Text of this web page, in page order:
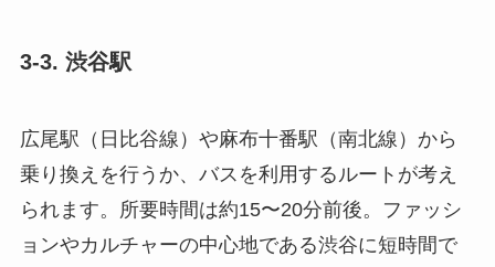
3-3. 渋谷駅
広尾駅（日比谷線）や麻布十番駅（南北線）から
乗り換えを行うか、バスを利用するルートが考え
られます。所要時間は約15〜20分前後。ファッシ
ョンやカルチャーの中心地である渋谷に短時間で